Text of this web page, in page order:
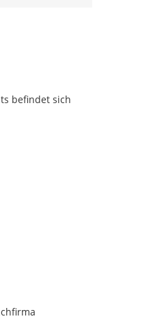
befindet sich